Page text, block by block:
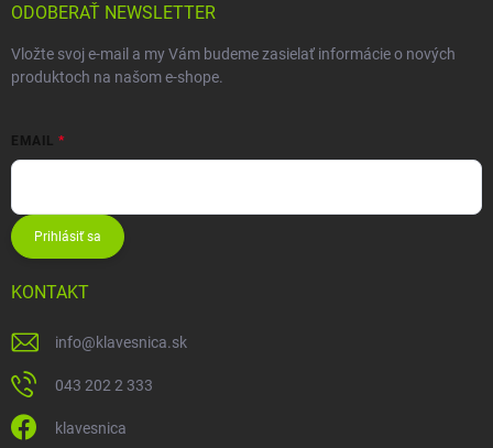
ODOBERAŤ NEWSLETTER
Vložte svoj e-mail a my Vám budeme zasielať informácie o nových
produktoch na našom e-shope.
EMAIL
Prihlásiť sa
KONTAKT
info@klavesnica.sk
043 202 2 333
klavesnica